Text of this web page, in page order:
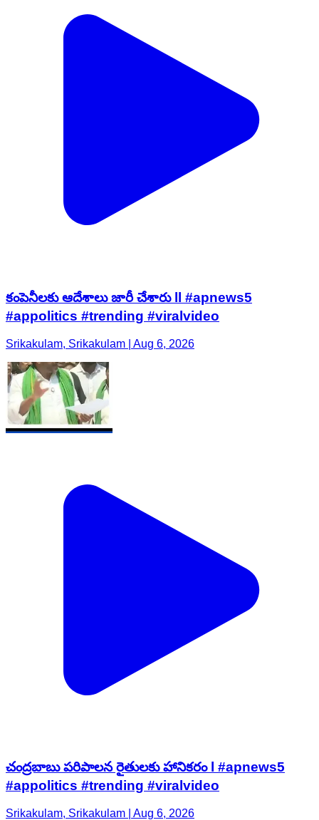
కంపెనీలకు ఆదేశాలు జారీ చేశారు ll #apnews5
#appolitics #trending #viralvideo
Srikakulam, Srikakulam | Aug 6, 2026
చంద్రబాబు పరిపాలన రైతులకు హానికరం l #apnews5
#appolitics #trending #viralvideo
Srikakulam, Srikakulam | Aug 6, 2026